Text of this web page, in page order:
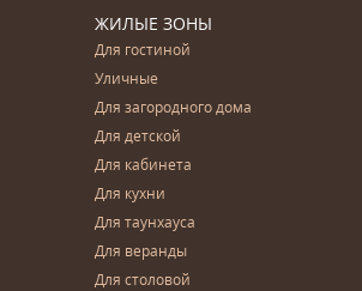
ЖИЛЫЕ ЗОНЫ
Для гостиной
Уличные
Для загородного дома
Для детской
Для кабинета
Для кухни
Для таунхауса
Для веранды
Для столовой